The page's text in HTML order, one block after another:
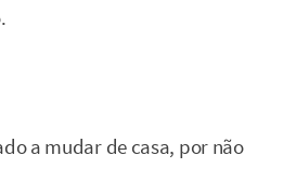
a mudar de casa, por não